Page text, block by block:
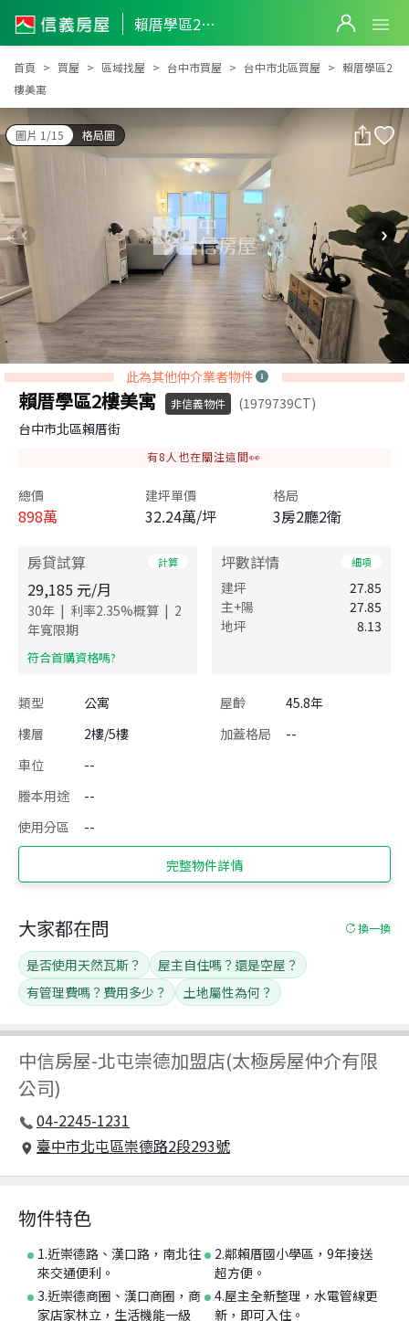
賴厝學區2樓美寓
賴厝學區2樓美寓
首頁 買屋 區域找屋 台中市買屋 台中市北區買屋
賴厝學區2
樓美寓
圖片 1/15 格局圖
此為其他仲介業者物件
賴厝學區2樓美寓 非信義物件
(1979739CT)
台中市北區賴厝街
有8 人也在關注這間👀
總價
898萬
建坪單價
32.24萬/坪
格局
3房2廳2衛
房貸試算 計算
29,185 元/月
30年 | 利率2.35%概算 | 2
年寬限期
​符合首購資格嗎?
坪數詳情 細項
建坪
27.85
主+陽
27.85
地坪
8.13
類型 公寓 屋齡
45.8年
樓層
2樓/5樓 加蓋格局
--
車位
--
謄本用途
--
使用分區
--
完整物件詳情
中信房屋-北屯崇德加盟店(太極房屋仲介有限
公司)
04-2245-1231
臺中市北屯區崇德路2段293號
大家都在問 換一換
是否使用天然瓦斯？
屋主自住嗎？還是空屋？
有管理費嗎？費用多少？
土地屬性為何？
物件特色
1.近崇德路、漢口路，南北往
來交通便利。
2.鄰賴厝國小學區，9年接送
超方便。
3.近崇德商圈、漢口商圈，商
家店家林立，生活機能一級
4.屋主全新整理，水電管線更
新，即可入住。